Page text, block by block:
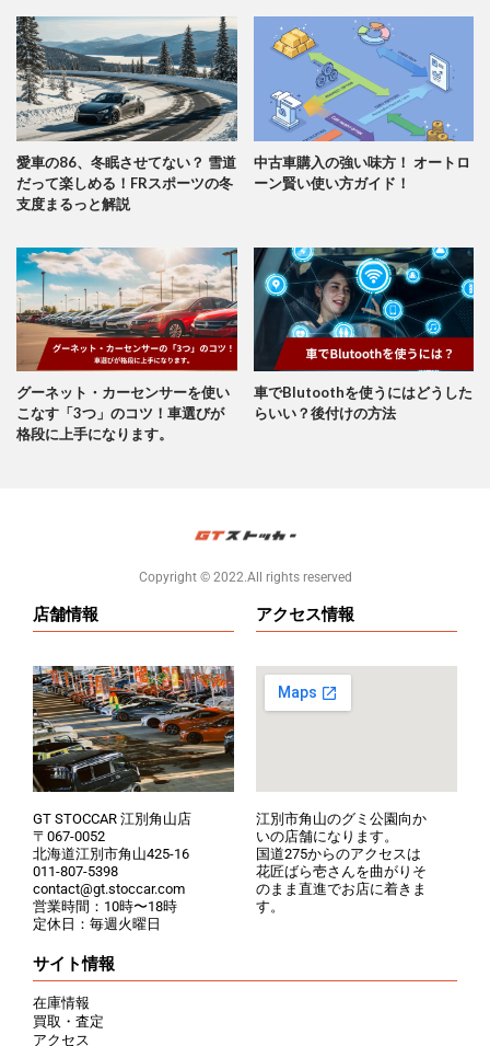
愛車の86、冬眠させてない？ 雪道
だって楽しめる！FRスポーツの冬
支度まるっと解説
中古車購入の強い味方！ オートロ
ーン賢い使い方ガイド！
グーネット・カーセンサーを使い
こなす「3つ」のコツ！車選びが
格段に上手になります。
車でBlutoothを使うにはどうした
らいい？後付けの方法
Copyright ©️ 2022.All rights reserved
店舗情報
GT STOCCAR 江別角山店
〒067-0052
北海道江別市角山425-16
011-807-5398
contact@gt.stoccar.com
営業時間：10時〜18時
定休日：毎週火曜日
アクセス情報
江別市角山のグミ公園向か
いの店舗になります。
国道275からのアクセスは
花匠ばら壱さんを曲がりそ
のまま直進でお店に着きま
す。
サイト情報
在庫情報
買取・査定
アクセス